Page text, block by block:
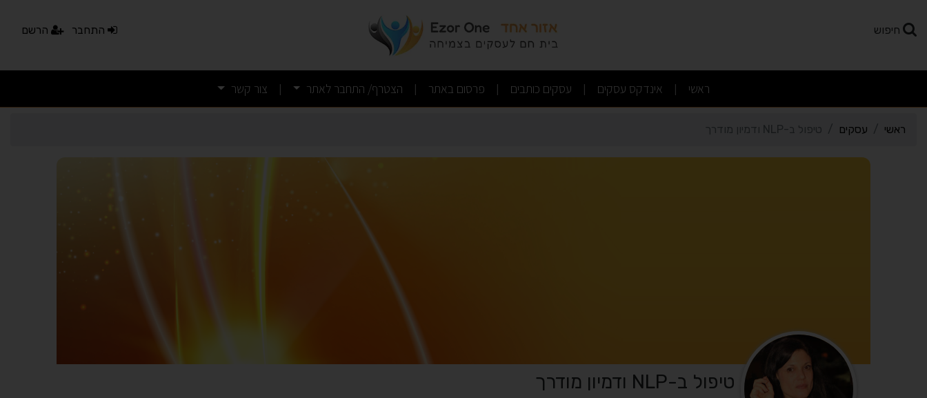
פרטי כרטיס העסק טיפול ב-NLP ודמיון מודרך
חיפוש התחבר הרשם
ראשי | אינדקס עסקים | עסקים כותבים | פרסום באתר | הצטרף/ התחבר לאתר | צור קשר
ראשי עסקים טיפול ב-NLP ודמיון מודרך
טיפול ב-NLP ודמיון מודרך